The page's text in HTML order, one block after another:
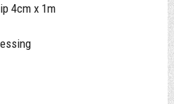
4cm x 1m